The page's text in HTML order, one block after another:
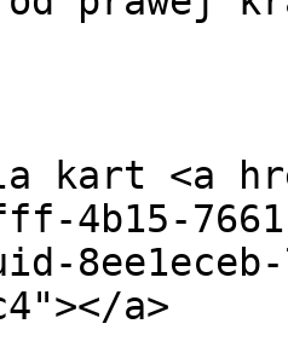
kart <a
4b15-
a>